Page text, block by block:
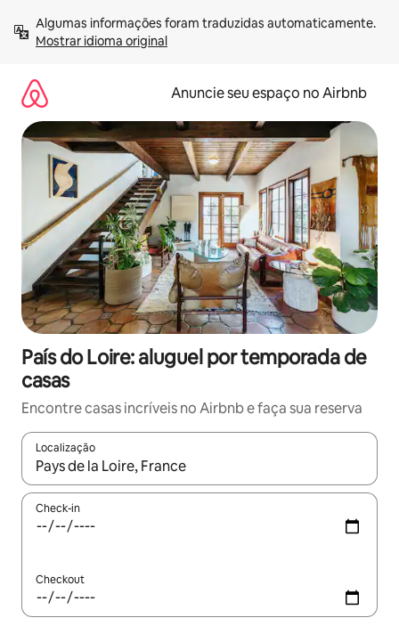
para
Mostrar idioma original
Anuncie seu espaço no Airbnb
País do Loire: aluguel por temporada de
casas
Encontre casas incríveis no Airbnb e faça sua reserva
Localização
Quando os resultados estiverem disponíveis, explore-os
Check-in
Checkout